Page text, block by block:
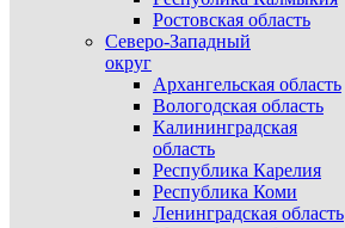
Ростовская область
Северо-Западный
округ
Архангельская область
Вологодская область
Калининградская
область
Республика Карелия
Республика Коми
Ленинградская область